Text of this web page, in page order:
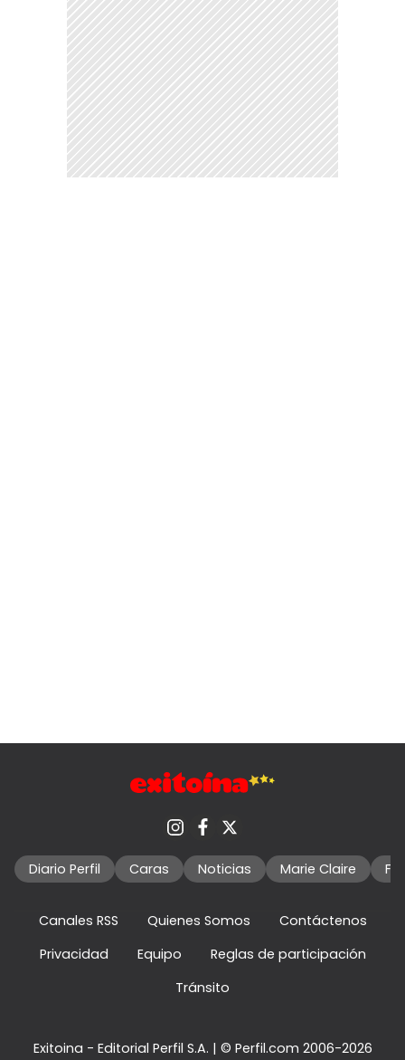
Diario Perfil Caras Noticias Marie Claire
Canales RSS Quienes Somos
Contáctenos
Privacidad
Equipo
Reglas de participación
Tránsito
Exitoina - Editorial Perfil S.A. | © Perfil.com 2006-2026